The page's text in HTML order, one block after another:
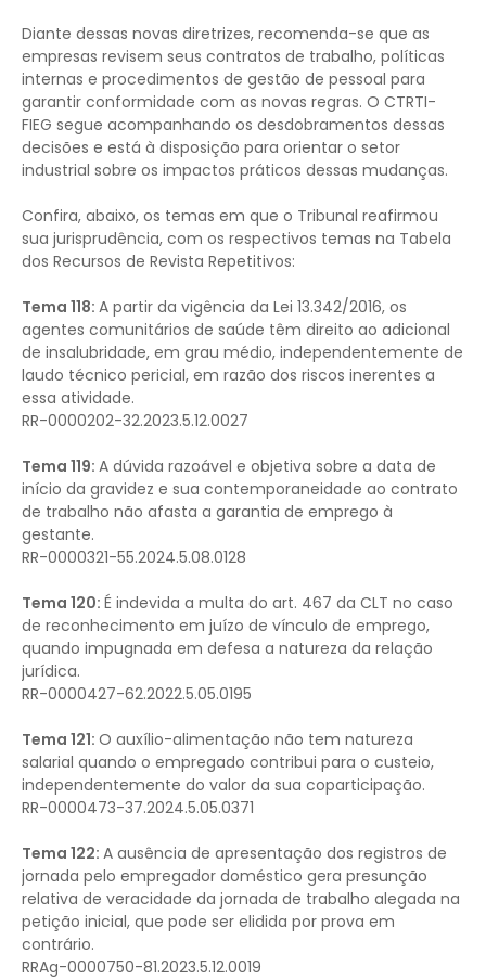
Diante dessas novas diretrizes, recomenda-se que as
empresas revisem seus contratos de trabalho, políticas
internas e procedimentos de gestão de pessoal para
garantir conformidade com as novas regras. O CTRTI-
FIEG segue acompanhando os desdobramentos dessas
decisões e está à disposição para orientar o setor
industrial sobre os impactos práticos dessas mudanças.
Confira, abaixo, os temas em que o Tribunal reafirmou
sua jurisprudência, com os respectivos temas na Tabela
dos Recursos de Revista Repetitivos:
Tema 118: A partir da vigência da Lei 13.342/2016, os
agentes comunitários de saúde têm direito ao adicional
de insalubridade, em grau médio, independentemente de
laudo técnico pericial, em razão dos riscos inerentes a
essa atividade.
RR-0000202-32.2023.5.12.0027
Tema 119: A dúvida razoável e objetiva sobre a data de
início da gravidez e sua contemporaneidade ao contrato
de trabalho não afasta a garantia de emprego à
gestante.
RR-0000321-55.2024.5.08.0128
Tema 120: É indevida a multa do art. 467 da CLT no caso
de reconhecimento em juízo de vínculo de emprego,
quando impugnada em defesa a natureza da relação
jurídica.
RR-0000427-62.2022.5.05.0195
Tema 121: O auxílio-alimentação não tem natureza
salarial quando o empregado contribui para o custeio,
independentemente do valor da sua coparticipação.
RR-0000473-37.2024.5.05.0371
Tema 122: A ausência de apresentação dos registros de
jornada pelo empregador doméstico gera presunção
relativa de veracidade da jornada de trabalho alegada na
petição inicial, que pode ser elidida por prova em
contrário.
RRAg-0000750-81.2023.5.12.0019